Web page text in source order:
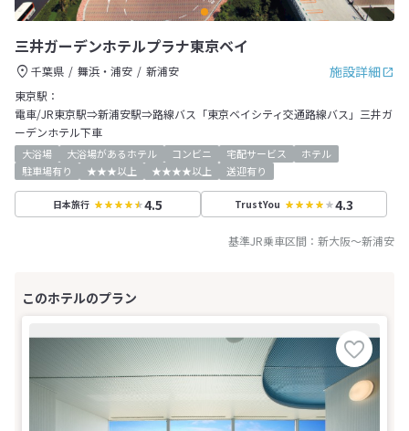
三井ガーデンホテルプラナ東京ベイ
施設詳細
千葉県 舞浜・浦安
新浦安
東京駅：
電車/JR東京駅⇒新浦安駅⇒路線バス「東京ベイシティ交通路線バス」三井ガ
ーデンホテル下車
大浴場 大浴場があるホテル コンビニ 宅配サービス
ホテル
駐車場有り
★★★以上 ★★★★以上 送迎有り
日本旅行 4.5 TrustYou 4.3
基準JR乗車区間： 新大阪～新浦安